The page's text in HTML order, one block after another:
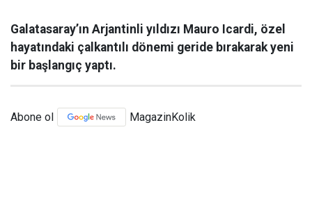
Galatasaray’ın Arjantinli yıldızı Mauro Icardi, özel
hayatındaki çalkantılı dönemi geride bırakarak yeni
bir başlangıç yaptı.
Abone ol MagazinKolik